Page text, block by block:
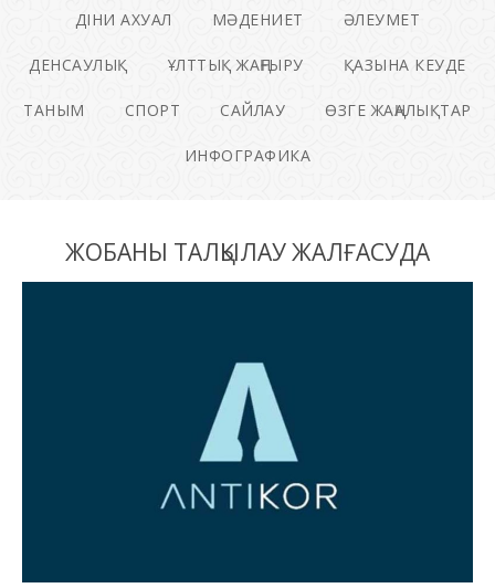
ДІНИ АХУАЛ МӘДЕНИЕТ ӘЛЕУМЕТ
ДЕНСАУЛЫҚ ҰЛТТЫҚ ЖАҢҒЫРУ ҚАЗЫНА КЕУДЕ
ТАНЫМ СПОРТ САЙЛАУ ӨЗГЕ ЖАҢАЛЫҚТАР
ИНФОГРАФИКА
ЖОБАНЫ ТАЛҚЫЛАУ ЖАЛҒАСУДА